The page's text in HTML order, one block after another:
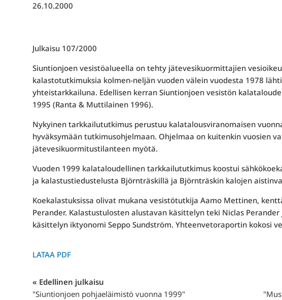
26.10.2000
Julkaisu 107/2000
Siuntionjoen vesistöalueella on tehty jätevesikuormittajien
kalastotutkimuksia kolmen-neljän vuoden välein vuodesta 1978
yhteistarkkailuna. Edellisen kerran Siuntionjoen vesistön
1995 (Ranta & Muttilainen 1996).
Nykyinen tarkkailututkimus perustuu kalatalousviranomaisen
hyväksymään tutkimusohjelmaan. Ohjelmaa on kui­tenkin vuosien
jätevesikuormitusti­lanteen myötä.
Vuoden 1999 kalataloudellinen tarkkailututkimus koostui
ja kalastustiedustelusta Björnträskillä ja Björnträs­kin kalojen
Koekalastuksissa olivat mukana vesistötutkija Aamo Mettinen,
Perander. Kalastustulosten alustavan käsittelyn teki Niclas
käsittelyn iktyonomi Seppo Sundström. Yhteenvetoraportin kokosi
LATAA PDF
« Edellinen julkaisu
"Siuntionjoen pohjaeläimistö vuonna 1999"